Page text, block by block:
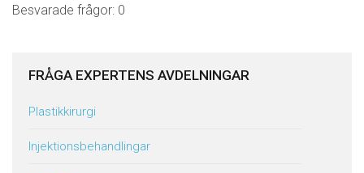
Besvarade frågor: 0
FRÅGA EXPERTENS AVDELNINGAR
Plastikkirurgi
Injektionsbehandlingar